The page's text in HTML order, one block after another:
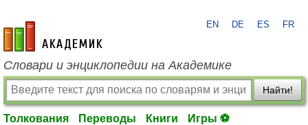
academic.ru
EN DE ES FR
Словари и энциклопедии на Академике
Найти!
Толкования Переводы Книги Игры ⚽